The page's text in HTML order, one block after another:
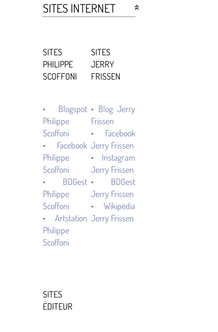
SITES INTERNET
SITES
PHILIPPE
SCOFFONI
• Blogspot
Philippe
Scoffoni
• Facebook
Philippe
Scoffoni
• BDGest
Philippe
Scoffoni
•Artstation
Philippe
Scoffoni
SITES
JERRY
FRISSEN
• Blog Jerry
Frissen
• Facebook
Jerry Frissen
• Instagram
Jerry Frissen
• BDGest
Jerry Frissen
•Wikipédia
Jerry Frissen
SITES
ÉDITEUR